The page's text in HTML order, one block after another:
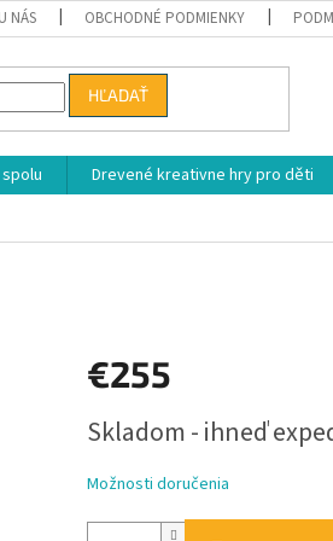
NÁS OBCHODNÉ PODMIENKY
HĽADAŤ
Drevené kreativne hry pro děti
€255
cena:
Skladom - ihneď
Možnosti doručenia